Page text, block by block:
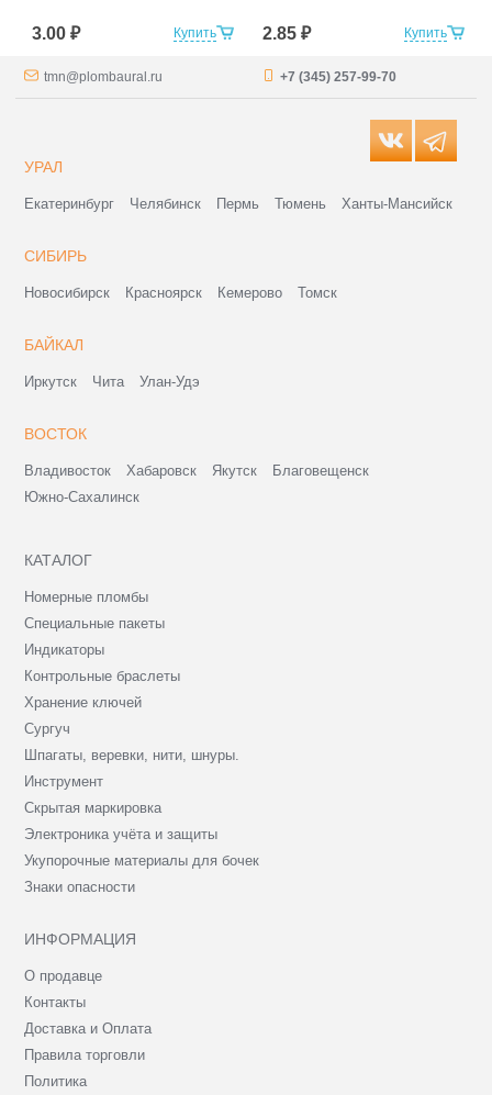
Купить
3.00 ₽ Купить
2.85 ₽
tmn@plombaural.ru +7 (345) 257-99-70
УРАЛ
Екатеринбург Челябинск Пермь Тюмень Ханты-Мансийск
СИБИРЬ
Новосибирск Красноярск Кемерово Томск
БАЙКАЛ
Иркутск Чита Улан-Удэ
ВОСТОК
Владивосток Хабаровск Якутск
Благовещенск
Южно-Сахалинск
КАТАЛОГ
Номерные пломбы
Специальные пакеты
Индикаторы
Контрольные браслеты
Хранение ключей
Сургуч
Шпагаты, веревки, нити, шнуры.
Инструмент
Скрытая маркировка
Электроника учёта и защиты
Укупорочные материалы для бочек
Знаки опасности
ИНФОРМАЦИЯ
О продавце
Контакты
Доставка и Оплата
Правила торговли
Политика